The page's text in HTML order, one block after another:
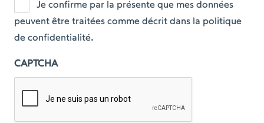
Je confirme par la présente que mes données
peuvent être traitées comme décrit dans la politique
de confidentialité.
CAPTCHA